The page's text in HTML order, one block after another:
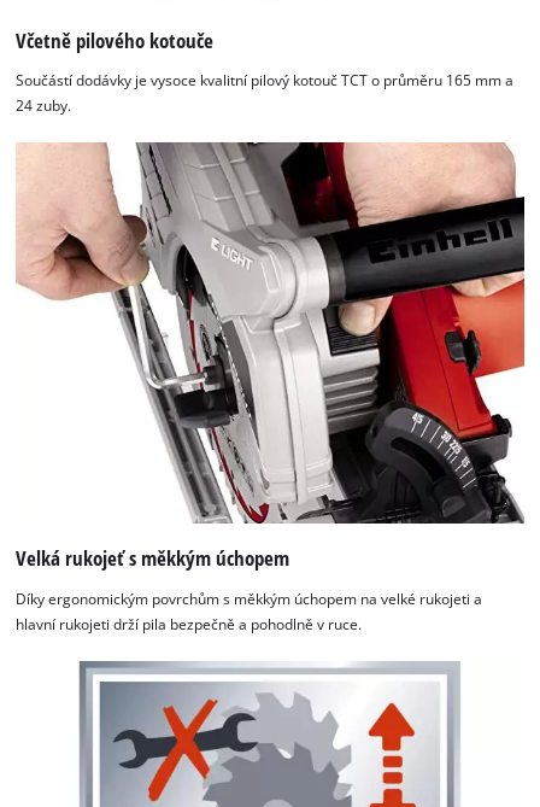
Včetně pilového kotouče
Součástí dodávky je vysoce kvalitní pilový kotouč TCT o průměru 165 mm a
24 zuby.
Velká rukojeť s měkkým úchopem
Díky ergonomickým povrchům s měkkým úchopem na velké rukojeti a
hlavní rukojeti drží pila bezpečně a pohodlně v ruce.